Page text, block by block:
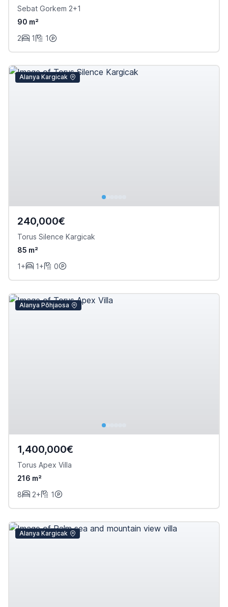
Sebat Gorkem 2+1
90 m²
2
1 1
Alanya Kargicak
240,000€
Torus Silence Kargicak
85 m²
1+
1+ 0
Alanya Põhjaosa
1,400,000€
Torus Apex Villa
216 m²
8
2+ 1
Alanya Kargicak